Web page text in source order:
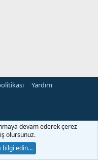
Yardım
devam ederek çerez
olursunuz.
bilgi edin…